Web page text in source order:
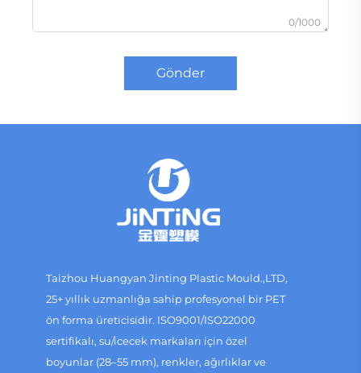
0/1000
Gönder
Taizhou Huangyan Jinting Plastic Mould.,LTD,
25+ yıllık uzmanlığa sahip profesyonel bir PET
ön forma üreticisidir. ISO9001/ISO22000
sertifikalı, su/icecek markaları için özel
boyunlar (28–55 mm), renkler, ağırlıklar ve